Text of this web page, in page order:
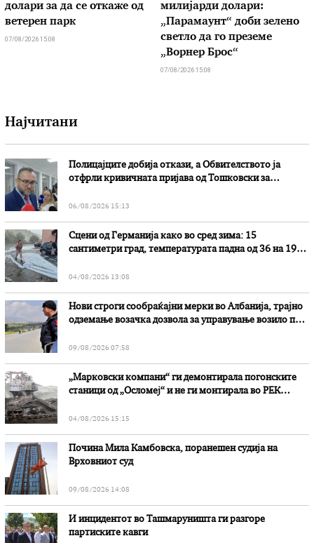
долари за да се откаже од
ветерен парк
07/08/2026 15:08
милијарди долари:
„Парамаунт“ доби зелено
светло да го преземе
„Ворнер Брос“
07/08/2026 15:08
Најчитани
Полицајците добија откази, а Обвителството ја
отфрли кривичната пријава од Тошковски за
06/08/2026 15:13
Сцени од Германија како во сред зима: 15
сантиметри град, температурата падна од 36 на 19
04/08/2026 13:08
Нови строги сообраќајни мерки во Aлбанија, трајно
одземање возачка дозвола за управување возило под
09/08/2026 07:58
„Марковски компани“ ги демонтирала погонските
станици од „Осломеј“ и не ги монтирала во РЕК
04/08/2026 15:15
Почина Мила Камбовска, поранешен судија на
Врховниот суд
09/08/2026 14:08
И инцидентот во Ташмаруништa ги разгоре
партиските кавги